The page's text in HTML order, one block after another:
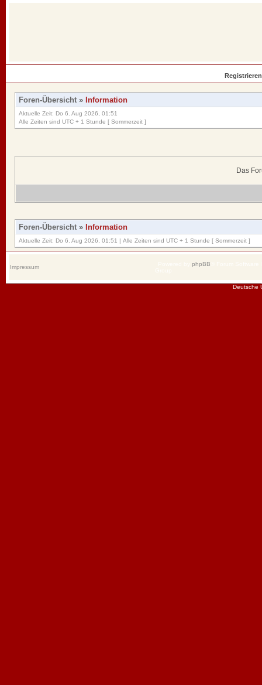
Registrieren
Foren-Übersicht » Information
Aktuelle Zeit: Do 6. Aug 2026, 01:51
Alle Zeiten sind UTC + 1 Stunde [ Sommerzeit ]
Das
Foren-Übersicht » Information
Aktuelle Zeit: Do 6. Aug 2026, 01:51 | Alle Zeiten sind UTC + 1 Stunde [ Sommerzeit ]
Impressum phpBB
Deutsche